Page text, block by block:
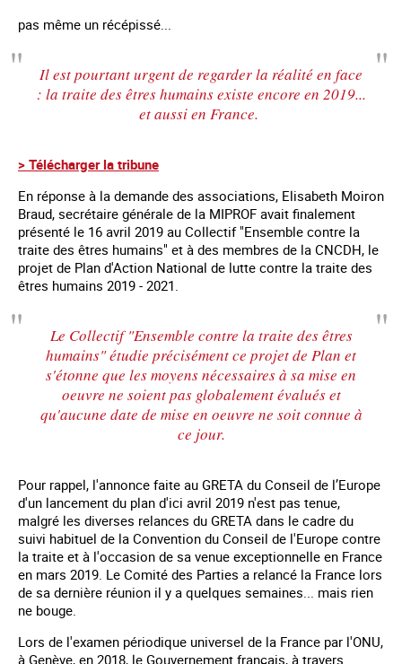
pas même un récépissé...
Il est pourtant urgent de regarder la réalité en face
: la traite des êtres humains existe encore en 2019...
et aussi en France.
> Télécharger la tribune
En réponse à la demande des associations, Elisabeth Moiron
Braud, secrétaire générale de la MIPROF avait finalement
présenté le 16 avril 2019 au Collectif "Ensemble contre la
traite des êtres humains" et à des membres de la CNCDH, le
projet de Plan d'Action National de lutte contre la traite des
êtres humains 2019 - 2021.
Le Collectif "Ensemble contre la traite des êtres
humains" étudie précisément ce projet de Plan et
s'étonne que les moyens nécessaires à sa mise en
oeuvre ne soient pas globalement évalués et
qu'aucune date de mise en oeuvre ne soit connue à
ce jour.
Pour rappel, l'annonce faite au GRETA du Conseil de l’Europe
d'un lancement du plan d'ici avril 2019 n'est pas tenue,
malgré les diverses relances du GRETA dans le cadre du
suivi habituel de la Convention du Conseil de l'Europe contre
la traite et à l'occasion de sa venue exceptionnelle en France
en mars 2019. Le Comité des Parties a relancé la France lors
de sa dernière réunion il y a quelques semaines... mais rien
ne bouge.
Lors de l'examen périodique universel de la France par l'ONU,
à Genève, en 2018, le Gouvernement français, à travers